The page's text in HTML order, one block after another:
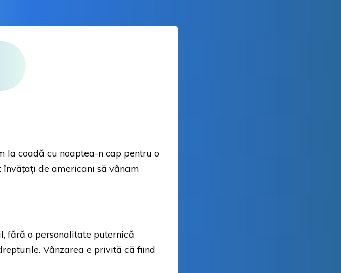
la coadă cu noaptea-n cap pentru o
învățați de americani să vânam
fără o personalitate puternică
Vânzarea e privită că fiind